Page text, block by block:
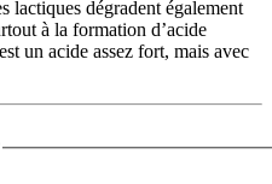
lactiques dégradent également
à la formation d’acide
un acide assez fort, mais avec